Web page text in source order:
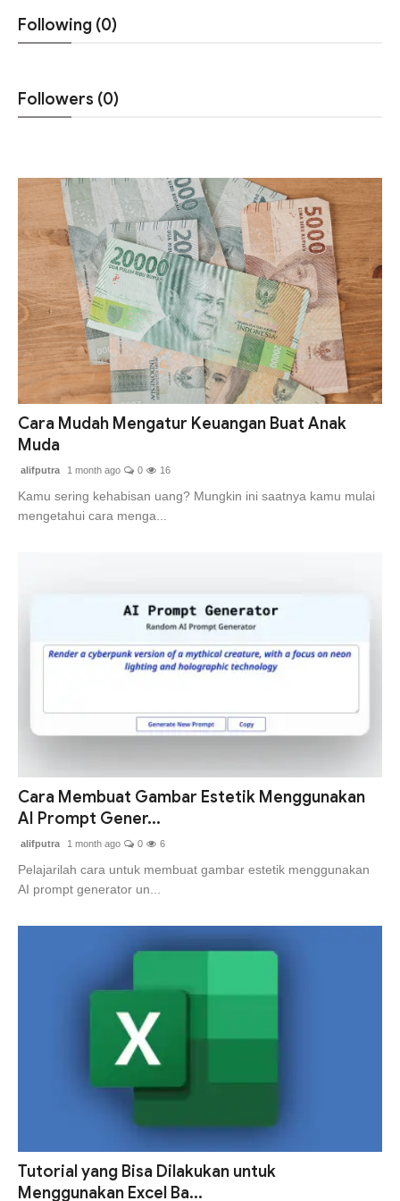
Following (0)
Followers (0)
Cara Mudah Mengatur Keuangan Buat Anak
Muda
alifputra 1 month ago 0 16
Kamu sering kehabisan uang? Mungkin ini saatnya kamu mulai
mengetahui cara menga...
Cara Membuat Gambar Estetik Menggunakan
AI Prompt Gener...
alifputra 1 month ago 0 6
Pelajarilah cara untuk membuat gambar estetik menggunakan
AI prompt generator un...
Tutorial yang Bisa Dilakukan untuk
Menggunakan Excel Ba...